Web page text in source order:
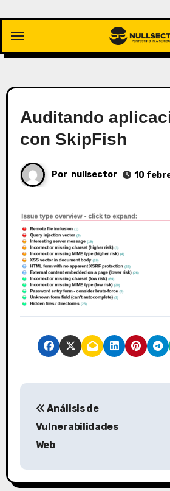
contenido
Auditando
con SkipFish
Por nullsector 10
e
Análisis de
Vulnerabilidades
Web